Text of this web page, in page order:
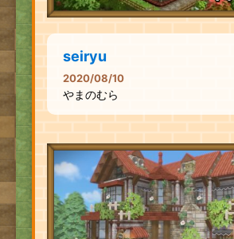
seiryu
2020/08/10
やまのむら